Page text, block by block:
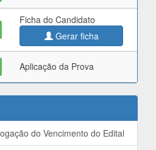
Ficha do Candidato
Gerar ficha
Aplicação da Prova
do Vencimento do Edital